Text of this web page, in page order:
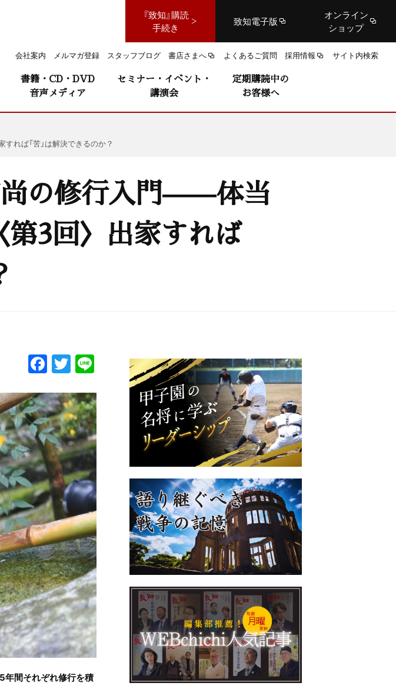
『致知』購読
手続き
致知電子版
オンライン
ショップ
会社案内 メルマガ登録 スタッフブログ 書店さまへ よくあるご質問 採用情報 サイト内検索
書籍・CD・DVD
音声メディア
セミナー・イベント・
講演会
定期購読中の
お客様へ
れば「苦」は解決できるのか？
尚の修行入門——体当
3回〉出家すれば
F
a
c
e
b
o
o
k
T
w
itt
er
e
年間それぞれ修行を積